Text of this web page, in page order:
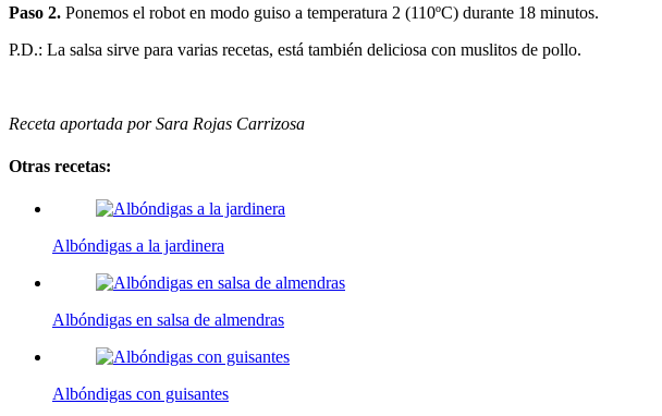
Paso 2. Ponemos el robot en modo guiso a temperatura 2 (110ºC) durante 18 minutos.
P.D.: La salsa sirve para varias recetas, está también deliciosa con muslitos de pollo.
Receta aportada por Sara Rojas Carrizosa
Otras recetas:
Albóndigas a la jardinera
Albóndigas en salsa de almendras
Albóndigas con guisantes